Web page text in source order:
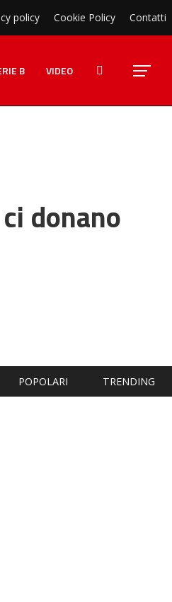
policy Cookie Policy Contatti
B VIDEO
donano
POPOLARI TRENDING